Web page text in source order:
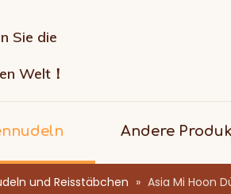
Sie die
Welt！
Andere
und Reisstäbchen » Asia Mi Hoon